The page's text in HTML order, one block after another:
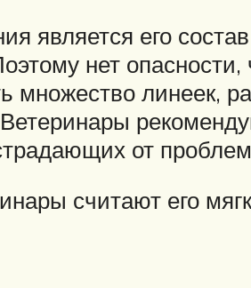
является его
нет
множество линеек,
от
считают его